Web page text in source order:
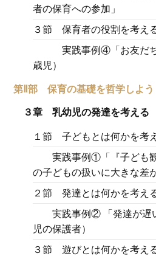
者の保育への参加」
３節 保育者の役割を考え
実践事例④「お友だち
歳児）
第Ⅱ部 保育の基礎を哲学しよう
３章 乳幼児の発達を考える
１節 子どもとは何かを考
実践事例①「『子ども観
の子どもの扱いに大きな差
２節 発達とは何かを考え
実践事例② 「発達が遅
児の保護者）
３節 遊びとは何かを考え